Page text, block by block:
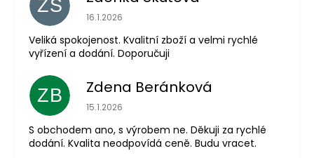
ZŠ Hodnocení obchodu je 5 z 5 hvězdiček.
16.1.2026
Veliká spokojenost. Kvalitní zboží a velmi rychlé
vyřízení a dodání. Doporučuji
ZB Zdena Beránková
Hodnocení obchodu je 1 z 5 hvězdiček.
15.1.2026
S obchodem ano, s výrobem ne. Děkuji za rychlé
dodání. Kvalita neodpovídá ceně. Budu vracet.